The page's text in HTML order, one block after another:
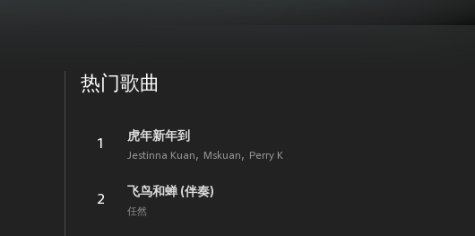
热门歌曲
1
虎年新年到
Jestinna Kuan Mskuan Perry K
2
飞鸟和蝉 (伴奏)
任然